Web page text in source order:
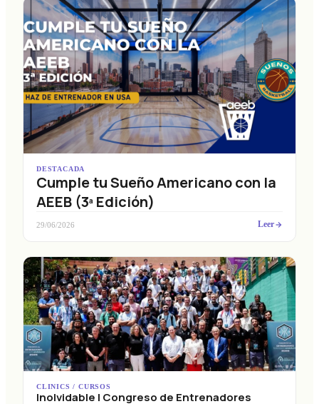
DESTACADA
Cumple tu Sueño Americano con la
AEEB (3ª Edición)
29/06/2026 Leer
CLINICS / CURSOS
Inolvidable I Congreso de Entrenadores